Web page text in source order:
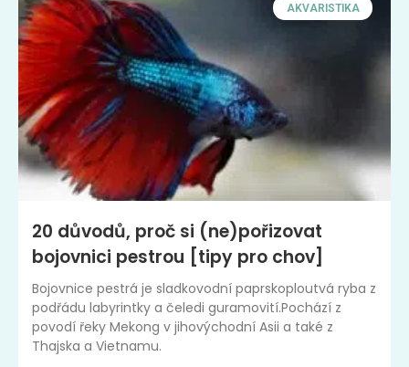
AKVARISTIKA
20 důvodů, proč si (ne)pořizovat
bojovnici pestrou [tipy pro chov]
Bojovnice pestrá je sladkovodní paprskoploutvá ryba z
podřádu labyrintky a čeledi guramovití.Pochází z
povodí řeky Mekong v jihovýchodní Asii a také z
Thajska a Vietnamu.